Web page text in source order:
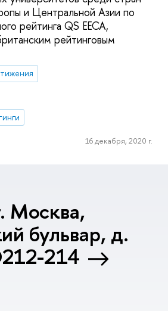
и Центральной Азии по
рейтинга QS EECA,
рейтинговым
16 декабря, 2020 г.
Москва,
бульвар, д.
214